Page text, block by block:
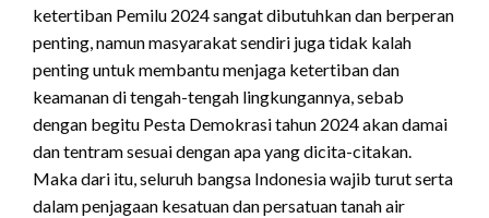
ketertiban Pemilu 2024 sangat dibutuhkan dan berperan
penting, namun masyarakat sendiri juga tidak kalah
penting untuk membantu menjaga ketertiban dan
keamanan di tengah-tengah lingkungannya, sebab
dengan begitu Pesta Demokrasi tahun 2024 akan damai
dan tentram sesuai dengan apa yang dicita-citakan.
Maka dari itu, seluruh bangsa Indonesia wajib turut serta
dalam penjagaan kesatuan dan persatuan tanah air